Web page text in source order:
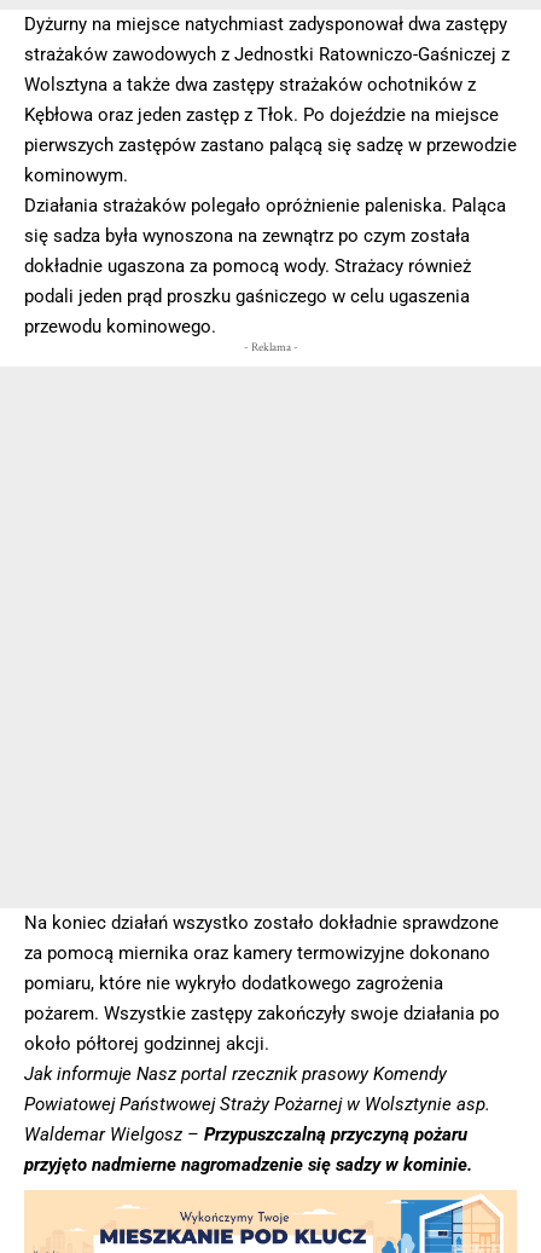
Dyżurny na miejsce natychmiast zadysponował dwa zastępy
strażaków zawodowych z Jednostki Ratowniczo-Gaśniczej z
Wolsztyna a także dwa zastępy strażaków ochotników z
Kębłowa oraz jeden zastęp z Tłok. Po dojeździe na miejsce
pierwszych zastępów zastano palącą się sadzę w przewodzie
kominowym.
Działania strażaków polegało opróżnienie paleniska. Paląca
się sadza była wynoszona na zewnątrz po czym została
dokładnie ugaszona za pomocą wody. Strażacy również
podali jeden prąd proszku gaśniczego w celu ugaszenia
przewodu kominowego.
- Reklama -
Na koniec działań wszystko zostało dokładnie sprawdzone
za pomocą miernika oraz kamery termowizyjne dokonano
pomiaru, które nie wykryło dodatkowego zagrożenia
pożarem. Wszystkie zastępy zakończyły swoje działania po
około półtorej godzinnej akcji.
Jak informuje Nasz portal rzecznik prasowy Komendy
Powiatowej Państwowej Straży Pożarnej w Wolsztynie asp.
Waldemar Wielgosz – Przypuszczalną przyczyną pożaru
przyjęto nadmierne nagromadzenie się sadzy w kominie.